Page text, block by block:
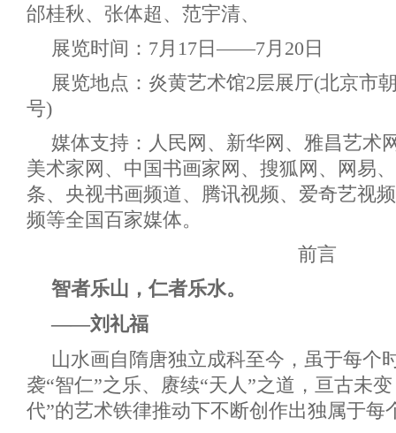
邰桂秋、张体超、范宇清、
展览时间：7月17日——7月20日
展览地点：炎黄艺术馆2层展厅(北京市
号)
媒体支持：人民网、新华网、雅昌艺术
美术家网、中国书画家网、搜狐网、网易
条、央视书画频道、腾讯视频、爱奇艺视
频等全国百家媒体。
前言
智者乐山，仁者乐水。
——刘礼福
山水画自隋唐独立成科至今，虽于每个
袭“智仁”之乐、赓续“天人”之道，亘古未
代”的艺术铁律推动下不断创作出独属于每